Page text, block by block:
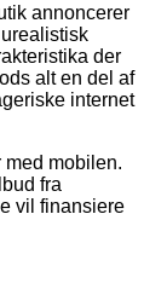
annoncerer
der
alt en del af
internet
mobilen.
fra
vil finansiere